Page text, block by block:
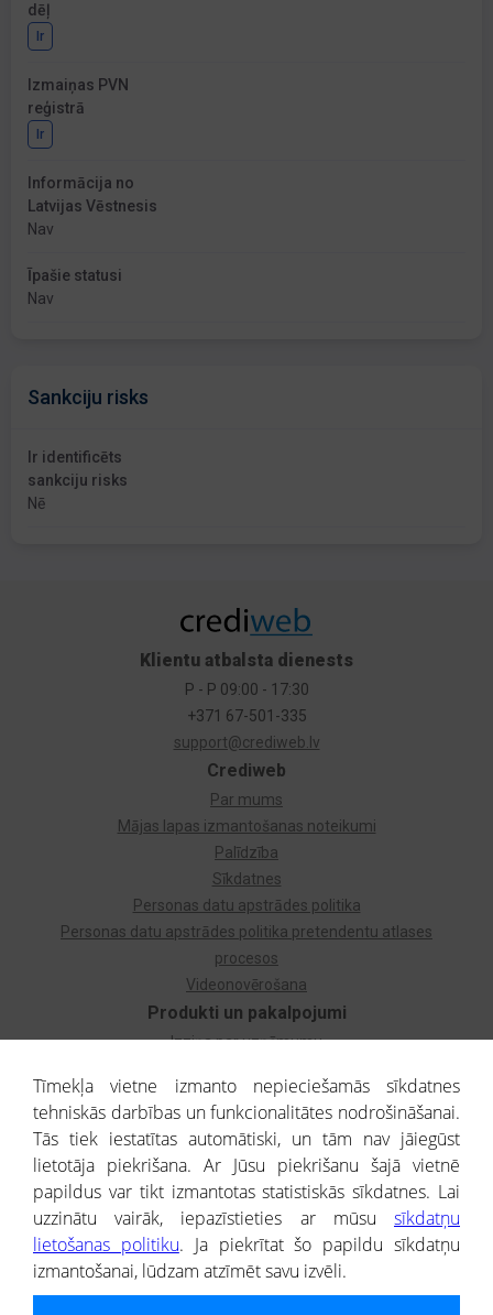
dēļ
Ir
Izmaiņas PVN
reģistrā
Ir
Informācija no
Latvijas Vēstnesis
Nav
Īpašie statusi
Nav
Sankciju risks
Ir identificēts
sankciju risks
Nē
Produkti un pakalpojumi
Izziņa par uzņēmumu
Dzimtas koks
Uzņēmumu atlase
Monitorings
Kredītizziņa par ārvalstu uzņēmumiem
Crediweb
Par mums
Mājas lapas izmantošanas noteikumi
Palīdzība
Sīkdatnes
Personas datu apstrādes politika
Personas datu apstrādes politika pretendentu atlases
procesos
Videonovērošana
Klientu atbalsta dienests
P - P 09:00 - 17:30
+371 67-501-335
support@crediweb.lv
® CREDITREFORM Latvija
SIA
Tīmekļa vietne izmanto nepieciešamās sīkdatnes
tehniskās darbības un funkcionalitātes nodrošināšanai.
Tās tiek iestatītas automātiski, un tām nav jāiegūst
lietotāja piekrišana. Ar Jūsu piekrišanu šajā vietnē
papildus var tikt izmantotas statistiskās sīkdatnes. Lai
uzzinātu vairāk, iepazīstieties ar mūsu sīkdatņu
lietošanas politiku. Ja piekrītat šo papildu sīkdatņu
izmantošanai, lūdzam atzīmēt savu izvēli.